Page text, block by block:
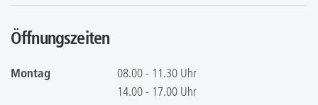
Öffnungszeiten
Montag
08.00 - 11.30 Uhr
14.00 - 17.00 Uhr